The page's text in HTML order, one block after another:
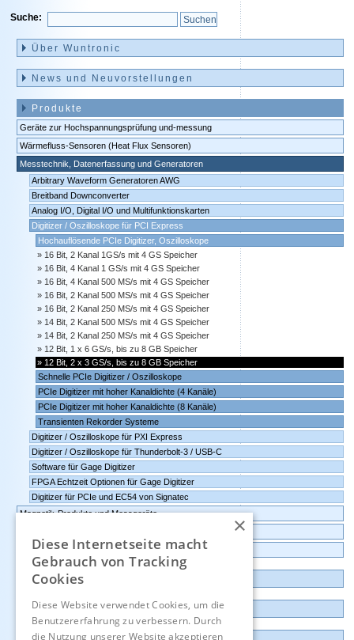
Suche:
überspringen
Über Wuntronic
News und Neuvorstellungen
Produkte
Geräte zur Hochspannungsprüfung und-messung
Wärmefluss-Sensoren (Heat Flux Sensoren)
Messtechnik, Datenerfassung und Generatoren
Arbitrary Waveform Generatoren AWG
Breitband Downconverter
Analog I/O, Digital I/O und Multifunktionskarten
Digitizer / Oszilloskope für PCI Express
Hochauflösende PCIe Digitizer, Oszilloskope
16 Bit, 2 Kanal 1GS/s mit 4 GS Speicher
16 Bit, 4 Kanal 1 GS/s mit 4 GS Speicher
16 Bit, 4 Kanal 500 MS/s mit 4 GS Speicher
16 Bit, 2 Kanal 500 MS/s mit 4 GS Speicher
16 Bit, 2 Kanal 250 MS/s mit 4 GS Speicher
14 Bit, 2 Kanal 500 MS/s mit 4 GS Speicher
14 Bit, 2 Kanal 250 MS/s mit 4 GS Speicher
12 Bit, 1 x 6 GS/s, bis zu 8 GB Speicher
12 Bit, 2 x 3 GS/s, bis zu 8 GB Speicher
Schnelle PCIe Digitizer / Oszilloskope
PCIe Digitizer mit hoher Kanaldichte (4 Kanäle)
PCIe Digitizer mit hoher Kanaldichte (8 Kanäle)
Transienten Rekorder Systeme
Digitizer / Oszilloskope für PXI Express
Digitizer / Oszilloskope für Thunderbolt-3 / USB-C
Software für Gage Digitizer
FPGA Echtzeit Optionen für Gage Digitizer
Digitizer für PCIe und EC54 von Signatec
Magnetik-Produkte und Messgeräte
Datenlogger, Datenrekorder, Messwandler
Günstige Auslauf-und Demogeräte
Kontakt
×
Diese Internetseite macht
Gebrauch von Tracking
Cookies
Diese Website verwendet Cookies, um die
Benutzererfahrung zu verbessern. Durch
die Nutzung unserer Website akzeptieren